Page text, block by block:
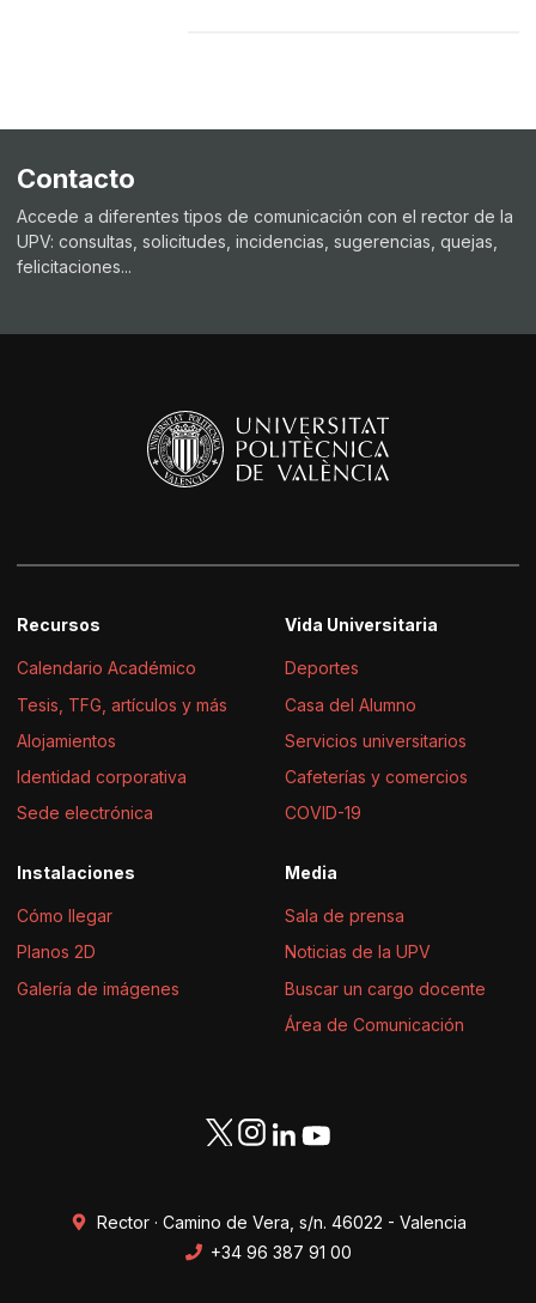
Contacto
Accede a diferentes tipos de comunicación con el rector de la
UPV: consultas, solicitudes, incidencias, sugerencias, quejas,
felicitaciones...
Recursos
Calendario Académico
Tesis, TFG, artículos y más
Alojamientos
Identidad corporativa
Sede electrónica
Vida Universitaria
Deportes
Casa del Alumno
Servicios universitarios
Cafeterías y comercios
COVID-19
Instalaciones
Cómo llegar
Planos 2D
Galería de imágenes
Media
Sala de prensa
Noticias de la UPV
Buscar un cargo docente
Área de Comunicación
Rector · Camino de Vera, s/n. 46022 - Valencia
+34 96 387 91 00